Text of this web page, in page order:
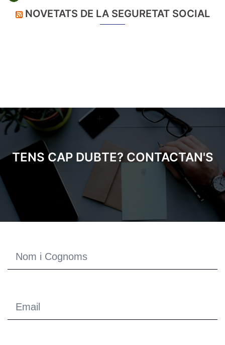
NOVETATS DE LA SEGURETAT SOCIAL
TENS CAP DUBTE? CONTACTAN'S